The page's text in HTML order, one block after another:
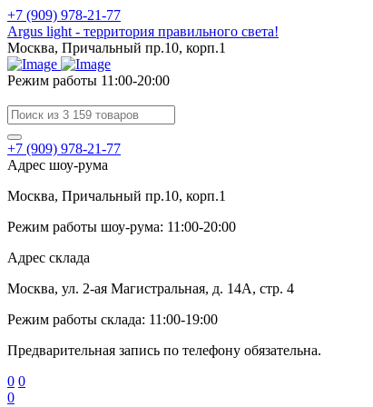
+7 (909) 978-21-77
Argus light - территория правильного света!
Москва, Причальный пр.10, корп.1
Режим работы 11:00-20:00
+7 (909) 978-21-77
Адрес шоу-рума
Москва, Причальный пр.10, корп.1
Режим работы шоу-рума: 11:00-20:00
Адрес склада
Москва, ул. 2-ая Магистральная, д. 14А, стр. 4
Режим работы склада: 11:00-19:00
Предварительная запись по телефону обязательна.
0 0
0